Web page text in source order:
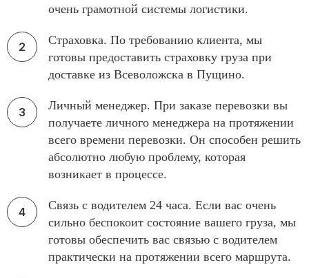
очень грамотной системы логистики.
Страховка. По требованию клиента, мы
готовы предоставить страховку груза при
доставке из Всеволожска в Пущино.
Личный менеджер. При заказе перевозки вы
получаете личного менеджера на протяжении
всего времени перевозки. Он способен решить
абсолютно любую проблему, которая
возникает в процессе.
Связь с водителем 24 часа. Если вас очень
сильно беспокоит состояние вашего груза, мы
готовы обеспечить вас связью с водителем
практически на протяжении всего маршрута.